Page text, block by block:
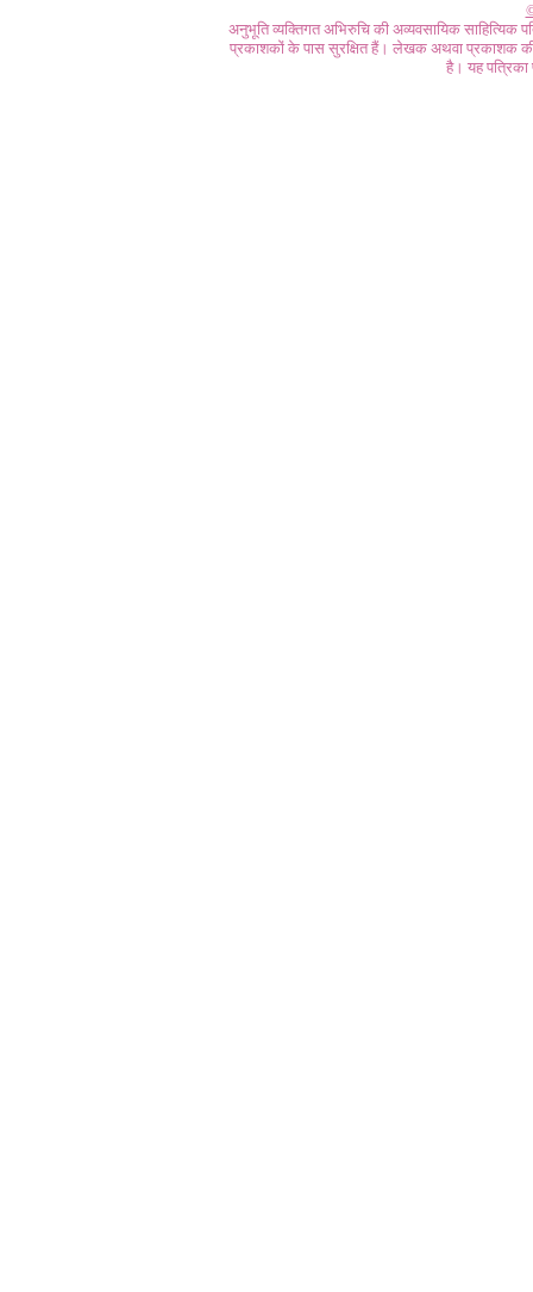
अनुभूति व्यक्तिगत अभिरुचि की अव्यवसायिक
प्रकाशकों के पास सुरक्षित हैं। लेखक अथवा प्रकाशक की
है। यह पत्रिका